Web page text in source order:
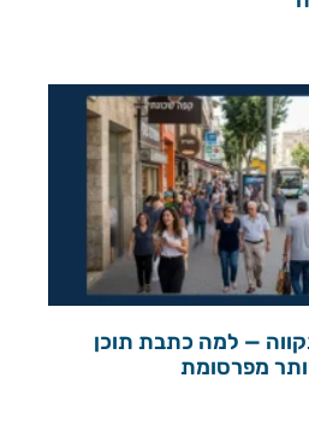
— למה כתבת תוכן
מפרסומת